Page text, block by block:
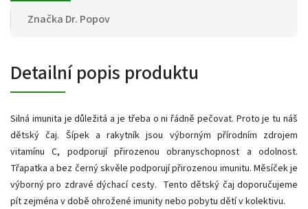
Značka Dr. Popov
Detailní popis produktu
Silná imunita je důležitá a je třeba o ni řádně pečovat. Proto je tu náš
dětský čaj. Šípek a rakytník jsou výborným přírodním zdrojem
vitamínu C, podporují přirozenou obranyschopnost a odolnost.
Třapatka a bez černý skvěle podporují přirozenou imunitu. Měsíček je
výborný pro zdravé dýchací cesty. Tento dětský čaj doporučujeme
pít zejména v době ohrožené imunity nebo pobytu dětí v kolektivu.